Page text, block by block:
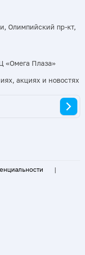
Олимпийский пр-кт,
«Омега Плаза»
акциях и новостях
|